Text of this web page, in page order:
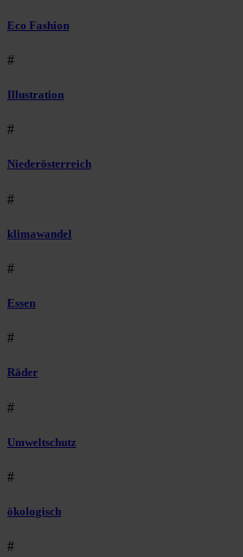
Eco Fashion
#
Illustration
#
Niederösterreich
#
klimawandel
#
Essen
#
Räder
#
Umweltschutz
#
ökologisch
#